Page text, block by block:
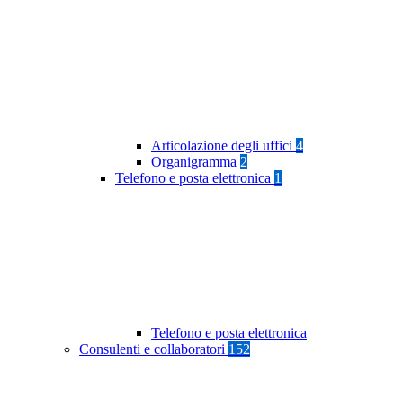
Articolazione degli uffici 4
Organigramma 2
Telefono e posta elettronica 1
Telefono e posta elettronica
Consulenti e collaboratori 152